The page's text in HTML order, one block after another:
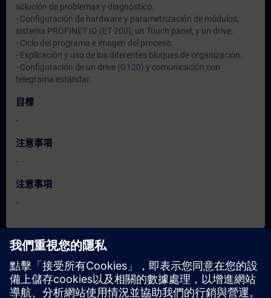
solución de problemas y diagnóstico.
- Configuración de hardware y parametrización de módulos,
sistema PROFINET IO (ET 200), un Touch panel, y un drive.
- Ciclo del programa e imagen del proceso.
- Explicación y uso de los diferentes bloques de organización.
- Configuración de un drive (G120) y comunicación con
telegrama estándar.
目標
-
注意事項
-
注意事項
-
目前沒有可用活動
請將您的姓名加入課程候補名單，一旦有新的開課日期，我們將